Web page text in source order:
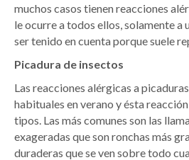
muchos casos tienen reacciones
le ocurre a todos ellos, solamente a
ser tenido en cuenta porque suele
Picadura de insectos
Las reacciones alérgicas a
habituales en verano y ésta
tipos. Las más comunes son las
exageradas que son ronchas más
duraderas que se ven sobre todo